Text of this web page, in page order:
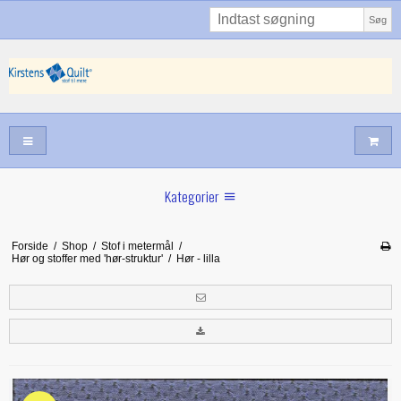
Søg
Kategorier
Juni nyt
Tilbud
Forside / Shop / Stof i metermål
/
Hør og stoffer med 'hør-struktur' / Hør - lilla